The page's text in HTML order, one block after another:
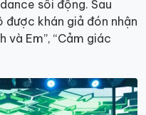
sôi động. Sau
khán giả đón nhận
và Em”, “Cảm giác